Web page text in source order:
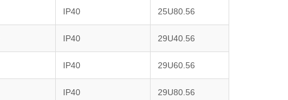
IP40 25U80.56
IP40 29U40.56
IP40 29U60.56
IP40 29U80.56